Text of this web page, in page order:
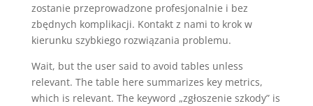
zostanie przeprowadzone profesjonalnie i bez
zbędnych komplikacji. Kontakt z nami to krok w
kierunku szybkiego rozwiązania problemu.
Wait, but the user said to avoid tables unless
relevant. The table here summarizes key metrics,
which is relevant. The keyword „zgłoszenie szkody” is